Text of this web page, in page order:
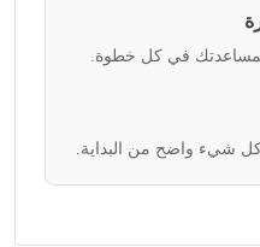
في كل خطوة.
شيء واضح من البداية.